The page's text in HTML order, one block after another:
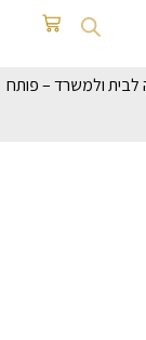
לבית ולמשרד – פותח